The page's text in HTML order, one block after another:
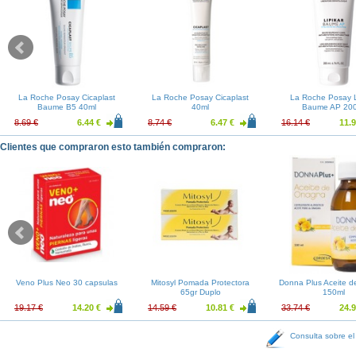
La Roche Posay Cicaplast
Baume B5 40ml
8.69 € 6.44 €
La Roche Posay Cicaplast
40ml
8.74 € 6.47 €
La Roche Posay
Baume AP
16.14 €
Clientes que compraron esto también compraron:
Veno Plus Neo 30 capsulas
19.17 € 14.20 €
Mitosyl Pomada Protectora
65gr Duplo
14.59 € 10.81 €
Donna Plus Aceite
150ml
33.74 €
Consulta sobre